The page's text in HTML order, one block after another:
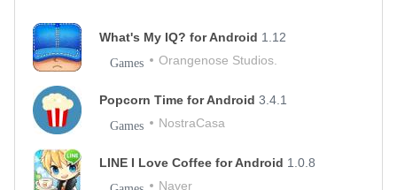
What's My IQ? for Android 1.12
Games Orangenose Studios.
Popcorn Time for Android 3.4.1
Games NostraCasa
LINE I Love Coffee for Android 1.0.8
Games Naver